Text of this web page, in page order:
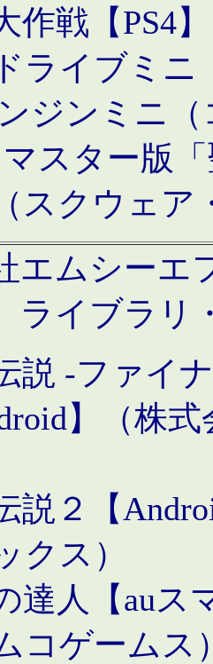
作戦【PS4
ライブミニ
ジンミニ
スター版
スクウェア
エムシーエ
ライブラリ
説 -ファイ
】（株
説２【
クス）
達人【auス
コゲームス